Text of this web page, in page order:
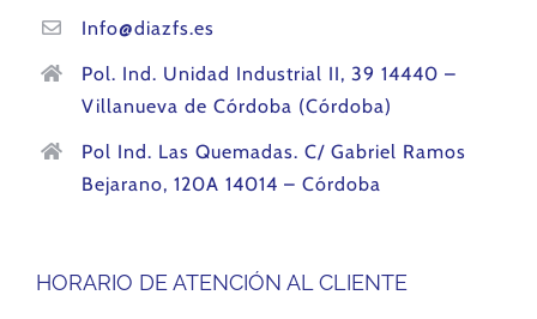
Info@diazfs.es
Pol. Ind. Unidad Industrial II, 39 14440 –
Villanueva de Córdoba (Córdoba)
Pol Ind. Las Quemadas. C/ Gabriel Ramos
Bejarano, 120A 14014 – Córdoba
HORARIO DE ATENCIÓN AL CLIENTE